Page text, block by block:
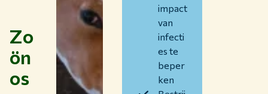
Zo
ön
os
impact
van
infecti
es te
beper
ken